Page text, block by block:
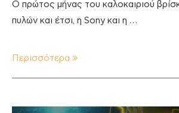
Ο πρώτος μήνας του καλοκαιριού
πυλών και έτσι, η Sony και η …
Περισσότερα